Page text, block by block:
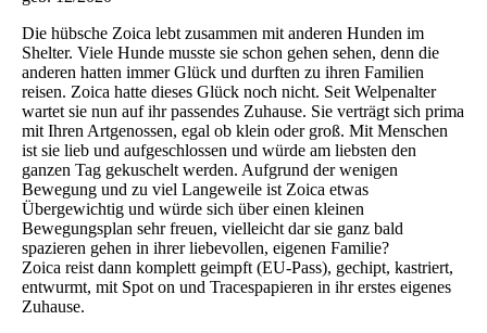
Die hübsche Zoica lebt zusammen mit anderen Hunden im
Shelter. Viele Hunde musste sie schon gehen sehen, denn die
anderen hatten immer Glück und durften zu ihren Familien
reisen. Zoica hatte dieses Glück noch nicht. Seit Welpenalter
wartet sie nun auf ihr passendes Zuhause. Sie verträgt sich prima
mit Ihren Artgenossen, egal ob klein oder groß. Mit Menschen
ist sie lieb und aufgeschlossen und würde am liebsten den
ganzen Tag gekuschelt werden. Aufgrund der wenigen
Bewegung und zu viel Langeweile ist Zoica etwas
Übergewichtig und würde sich über einen kleinen
Bewegungsplan sehr freuen, vielleicht dar sie ganz bald
spazieren gehen in ihrer liebevollen, eigenen Familie?
Zoica reist dann komplett geimpft (EU-Pass), gechipt, kastriert,
entwurmt, mit Spot on und Tracespapieren in ihr erstes eigenes
Zuhause.